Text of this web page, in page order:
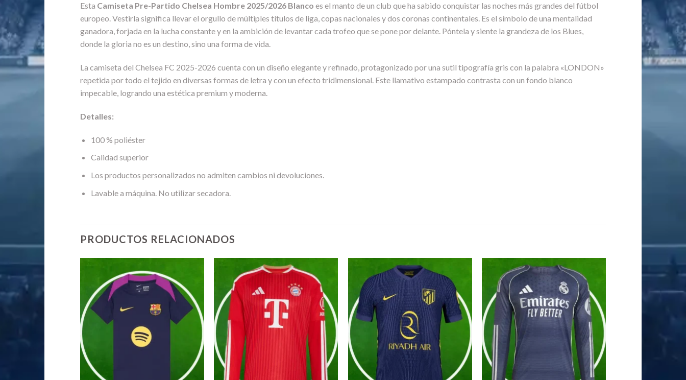
Esta Camiseta Pre-Partido Chelsea Hombre 2025/2026 Blanco es el manto de un club que ha sabido conquistar las noches más grandes del fútbol
europeo. Vestirla significa llevar el orgullo de múltiples títulos de liga, copas nacionales y dos coronas continentales. Es el símbolo de una mentalidad
ganadora, forjada en la lucha constante y en la ambición de levantar cada trofeo que se pone por delante. Póntela y siente la grandeza de los Blues,
donde la gloria no es un destino, sino una forma de vida.
La camiseta del Chelsea FC 2025-2026 cuenta con un diseño elegante y refinado, protagonizado por una sutil tipografía gris con la palabra «LONDON»
repetida por todo el tejido en diversas formas de letra y con un efecto tridimensional. Este llamativo estampado contrasta con un fondo blanco
impecable, logrando una estética premium y moderna.
Detalles:
100 % poliéster
Calidad superior
Los productos personalizados no admiten cambios ni devoluciones.
Lavable a máquina. No utilizar secadora.
PRODUCTOS RELACIONADOS